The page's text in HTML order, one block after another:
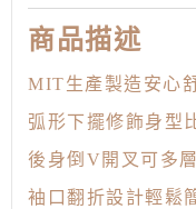
商品描述
MIT生產製造安心
弧形下擺修飾身型
後身倒V開叉可多
袖口翻折設計輕鬆